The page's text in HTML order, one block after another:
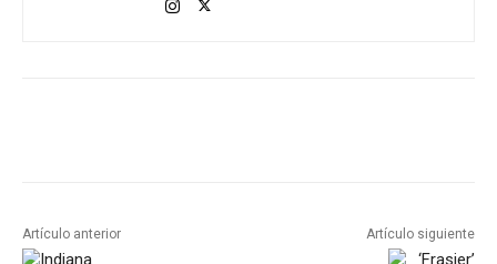
Artículo anterior Artículo siguiente